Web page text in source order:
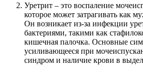
Уретрит – это воспаление
которое может затрагивать как
Он возникает из-за инфекции
бактериями, такими как
кишечная палочка. Основные
усиливающееся при
синдром и наличие крови в